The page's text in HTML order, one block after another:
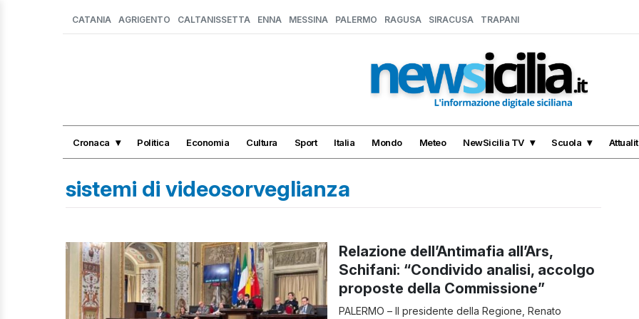
CATANIA AGRIGENTO CALTANISSETTA ENNA MESSINA PALERMO RAGUSA SIRACUSA TRAPANI
Cronaca Politica Economia Cultura Sport Italia Mondo Meteo NewSicilia TV Scuola
sistemi di videosorveglianza
Relazione dell’Antimafia all’Ars,
Schifani: “Condivido analisi, accolgo
proposte della Commissione”
PALERMO – Il presidente della Regione, Renato